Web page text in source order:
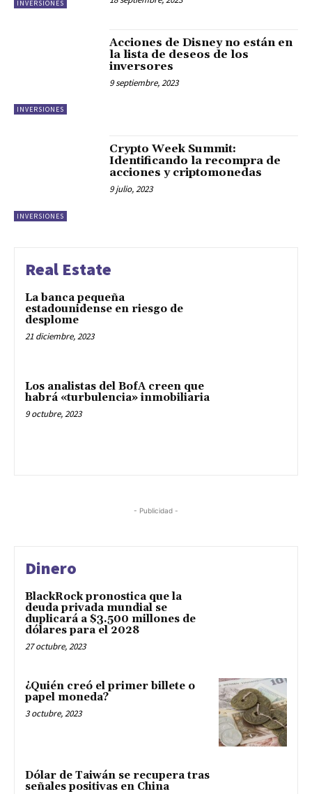
INVERSIONES
INVERSIONES
Acciones de Disney no están en
la lista de deseos de los
inversores
9 septiembre, 2023
INVERSIONES
Crypto Week Summit:
Identificando la recompra de
acciones y criptomonedas
9 julio, 2023
Real Estate
La banca pequeña
estadounidense en riesgo de
desplome
21 diciembre, 2023
Los analistas del BofA creen que
habrá «turbulencia» inmobiliaria
9 octubre, 2023
- Publicidad -
Dinero
BlackRock pronostica que la
deuda privada mundial se
duplicará a $3.500 millones de
dólares para el 2028
27 octubre, 2023
¿Quién creó el primer billete o
papel moneda?
3 octubre, 2023
Dólar de Taiwán se recupera tras
señales positivas en China